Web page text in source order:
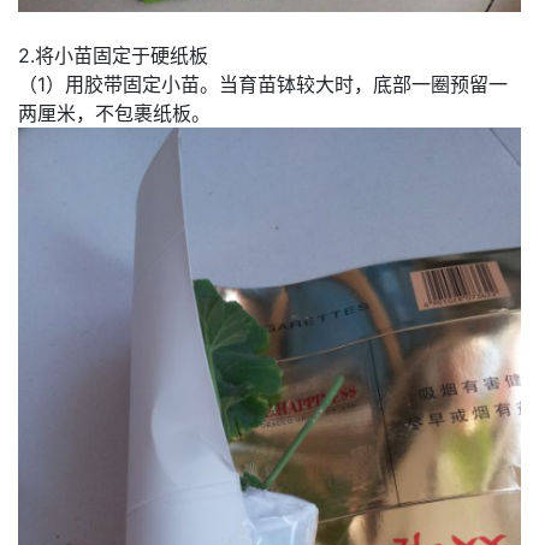
2.将小苗固定于硬纸板
（1）用胶带固定小苗。当育苗钵较大时，底部一圈预留一
两厘米，不包裹纸板。